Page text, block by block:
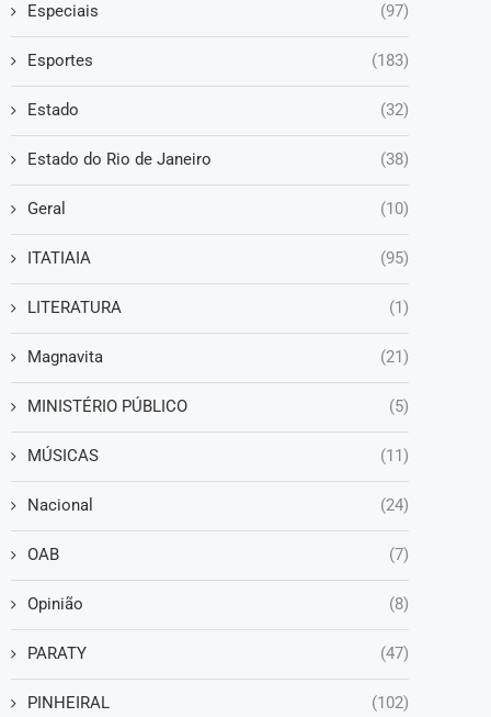
Especiais (97)
Esportes (183)
Estado (32)
Estado do Rio de Janeiro (38)
Geral (10)
ITATIAIA (95)
LITERATURA (1)
Magnavita (21)
MINISTÉRIO PÚBLICO (5)
MÚSICAS (11)
Nacional (24)
OAB (7)
Opinião (8)
PARATY (47)
PINHEIRAL (102)